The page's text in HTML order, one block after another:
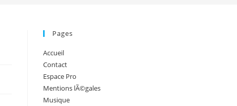
Pages
Accueil
Contact
Espace Pro
Mentions lÃ©gales
Musique